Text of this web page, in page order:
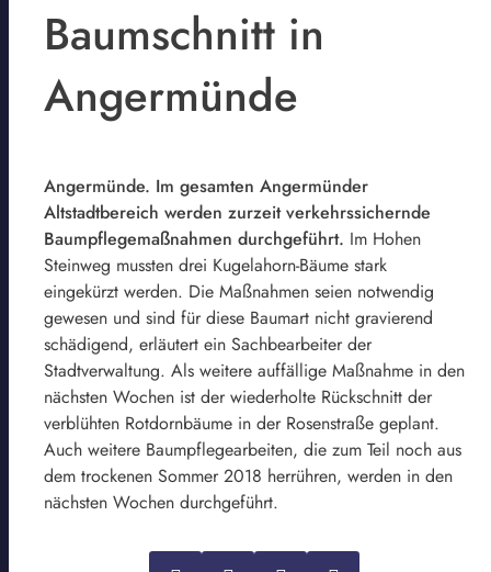
Baumschnitt in
Angermünde
Angermünde. Im gesamten Angermünder
Altstadtbereich werden zurzeit verkehrssichernde
Baumpflegemaßnahmen durchgeführt. Im Hohen
Steinweg mussten drei Kugelahorn-Bäume stark
eingekürzt werden. Die Maßnahmen seien notwendig
gewesen und sind für diese Baumart nicht gravierend
schädigend, erläutert ein Sachbearbeiter der
Stadtverwaltung. Als weitere auffällige Maßnahme in den
nächsten Wochen ist der wiederholte Rückschnitt der
verblühten Rotdornbäume in der Rosenstraße geplant.
Auch weitere Baumpflegearbeiten, die zum Teil noch aus
dem trockenen Sommer 2018 herrühren, werden in den
nächsten Wochen durchgeführt.